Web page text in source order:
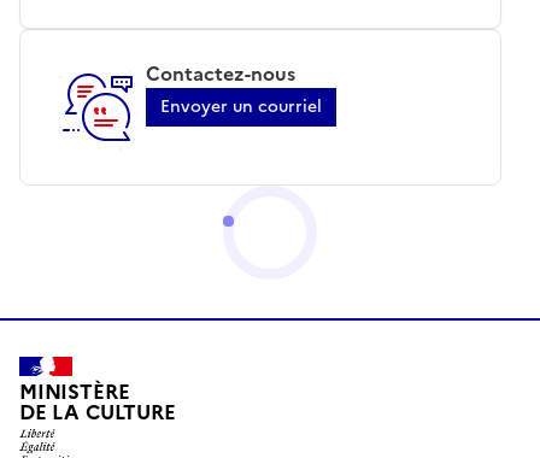
Contactez-nous
Envoyer un courriel
MINISTÈRE
DE LA CULTURE